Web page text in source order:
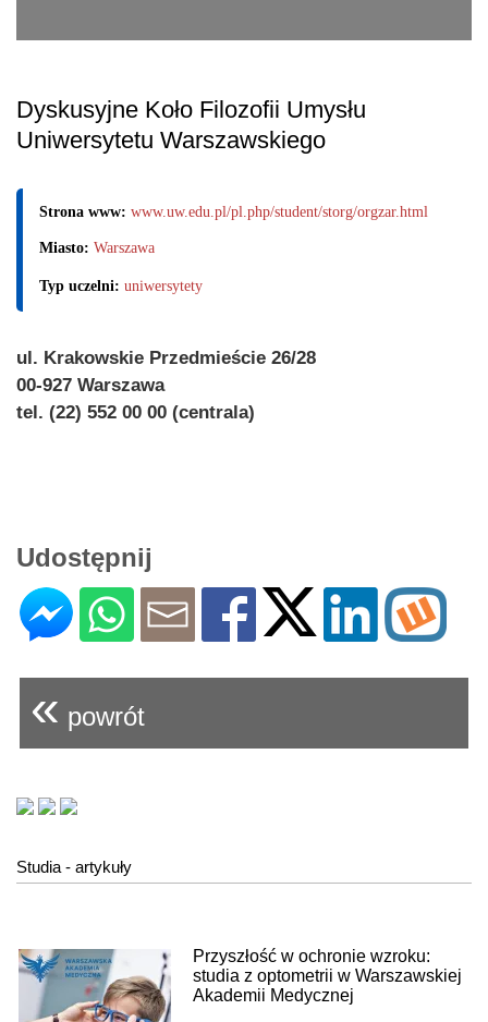
Dyskusyjne Koło Filozofii Umysłu
Uniwersytetu Warszawskiego
Strona www: www.uw.edu.pl/pl.php/student/storg/orgzar.html
Miasto: Warszawa
Typ uczelni: uniwersytety
ul. Krakowskie Przedmieście 26/28
00-927 Warszawa
tel. (22) 552 00 00 (centrala)
Udostępnij
« powrót
Studia - artykuły
Przyszłość w ochronie wzroku:
studia z optometrii w Warszawskiej
Akademii Medycznej